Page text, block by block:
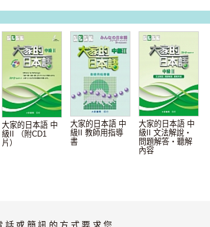
大家的日本語 中
級II （附CD1
片）
大家的日本語 中
級II 教師用指導
書
大家的日本語 中
級II 文法解說・
問題解答・聽解
內容
或簡訊的方式要求您